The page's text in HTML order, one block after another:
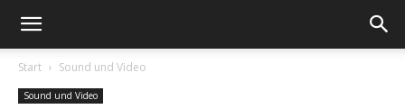
Start Sound und Video
Sound und Video